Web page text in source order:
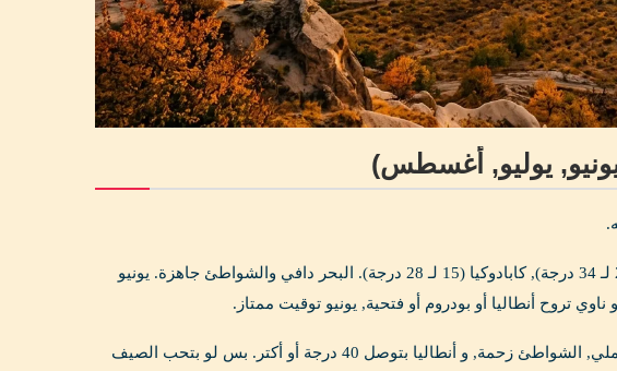
الجو حلو في كل مكان: اسطنبول (20 لـ 28 درجة), أنطاليا (25 لـ 34 درجة), كابادوكيا (15 لـ 28 درجة). البحر دافي والشواطئ جاهزة. يونيو
تروح أنطاليا أو بودروم أو فتحية, يونيو توقيت ممتاز.
الذروة. الأسعار بتوصل لأعلى مستوى, الفنادق بتتملي, الشواطئ زحمة, و أنطاليا بتوصل 40 درجة أو أكتر. بس لو بتحب الصيف